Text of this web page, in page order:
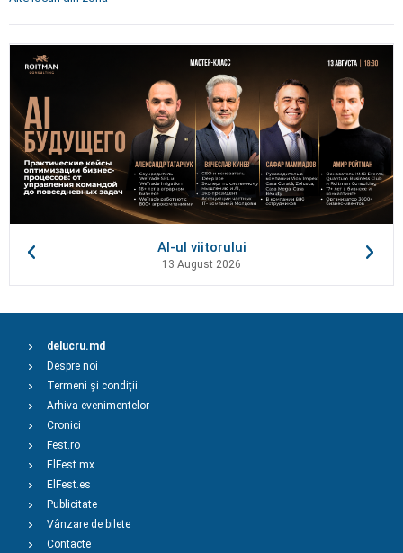
AI-ul viitorului
13 August 2026
delucru.md
Despre noi
Termeni și condiții
Arhiva evenimentelor
Cronici
Fest.ro
ElFest.mx
ElFest.es
Publicitate
Vânzare de bilete
Contacte